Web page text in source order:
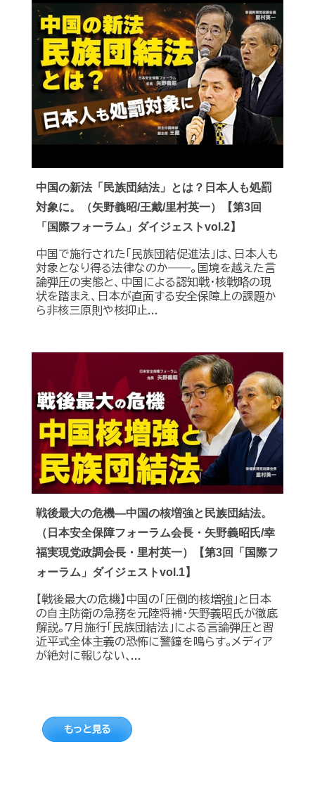
中国の新法「民族団結法」とは？日本人も処罰
対象に。（矢野義昭/王戴/里村英一）【第3回
「国際フォーラム」ダイジェストvol.2】
中国で施行された「民族団結促進法」は、日本人も
対象となり得る法律なのか――。国境を越えた言
論弾圧の実態と、中国による認知戦・核戦略の現
状を踏まえ、日本が直面する安全保障上の課題か
ら非核三原則や核抑止...
戦後最大の危機―中国の核増強と民族団結法。
（日本安全保障フォーラム会長・矢野義昭氏/幸
福実現党政調会長・里村英一）【第3回「国際フ
ォーラム」ダイジェストvol.1】
【戦後最大の危機】中国の｢圧倒的核増強｣と日本
の自主防衛の急務を元陸将補・矢野義昭氏が徹底
解説｡7月施行｢民族団結法｣による言論弾圧と習
近平式全体主義の恐怖に警鐘を鳴らす｡メディア
が絶対に報じない､...
もっと見る